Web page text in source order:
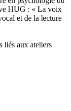
HUG : « La voix
et de la lecture
liés aux ateliers